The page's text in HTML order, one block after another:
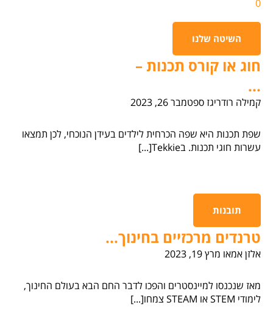
0
השיטה שלנו
חוג או קורס תכנות –
...
קמילה רודריגזספטמבר 26, 2023
שפת תכנות היא שפה הכרחית לילדים בעידן הנוכחי, לכן תמצאו
עשרות חוגי תכנות. בTekkie[...]
תובנות
טרנדים מרכזיים בחינוך...
אלזן אמאו מרץ 19, 2023
מאז שנכנסו למיינסטרים והפכו לדבר החם הבא בעולם החינוך,
לימודי STEM או STEAM צמחו[...]